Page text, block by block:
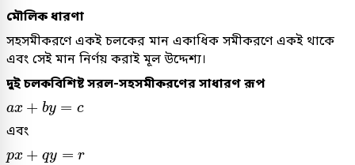
মৌলিক ধারণা
সহসমীকরণে একই চলকের মান একাধিক সমীকরণে একই থাকে
এবং সেই মান নির্ণয় করাই মূল উদ্দেশ্য।
দুই চলকবিশিষ্ট সরল-সহসমীকরণের সাধারণ রূপ
ax + by = c
ax + by=
এবং
px + qy = r
px + qy=r